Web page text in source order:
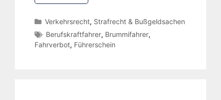
Verkehrsrecht, Strafrecht & Bußgeldsachen
Berufskraftfahrer, Brummifahrer,
Fahrverbot, Führerschein